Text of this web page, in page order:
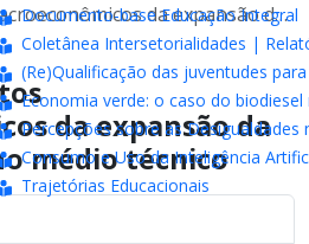
Documento-base Educação Integral
Coletânea Intersetorialidades |
(Re)Qualificação das juventudes
Economia verde: o caso do
Percepções sobre as Desigualdades
Consumo e Uso da Inteligência
Trajetórias Educacionais
da expansão da oferta de ensino médio técnico
da expansão da
médio técnico